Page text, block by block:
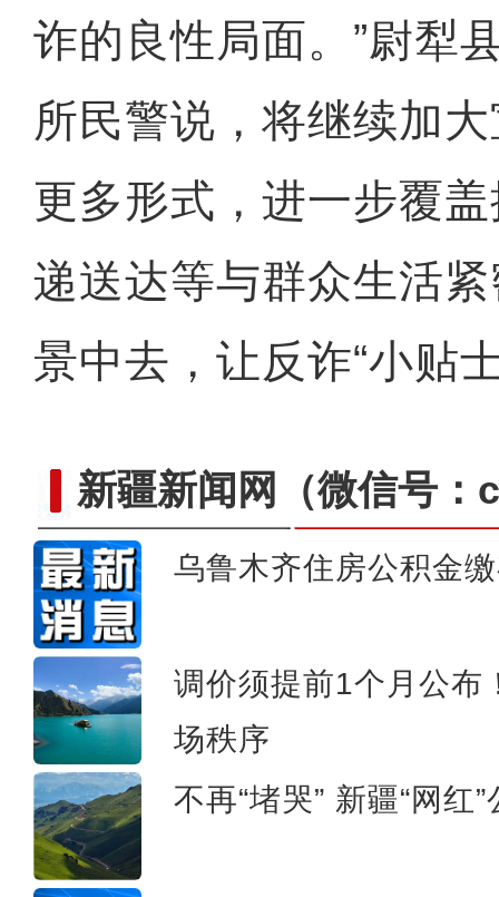
诈的良性局面。”尉犁
所民警说，将继续加
更多形式，进一步覆
递送达等与群众生活
景中去，让反诈“小贴
新疆新闻网 （微信号
乌鲁木齐住房公积金
调价须提前1个月公布
场秩序
不再“堵哭” 新疆“网红